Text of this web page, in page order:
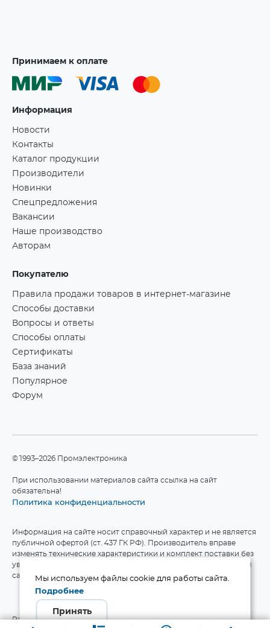
Принимаем к оплате
Информация
Новости
Контакты
Каталог продукции
Производители
Новинки
Спецпредложения
Вакансии
Наше производство
Авторам
Покупателю
Правила продажи товаров в интернет-магазине
Способы доставки
Вопросы и ответы
Способы оплаты
Сертификаты
База знаний
Популярное
Форум
©1993–2026 Промэлектроника
При использовании материалов сайта ссылка на сайт
обязательна!
Политика конфиденциальности
Информация на сайте носит справочный характер и не является
публичной офертой (ст. 437 ГК РФ). Производитель вправе
изменять технические характеристики и комплект поставки без
уведомления. Актуальные данные приведены на официальном
сайте производителя.
Разработка сайта
Мы используем файлы cookie для работы сайта.
Подробнее
Принять